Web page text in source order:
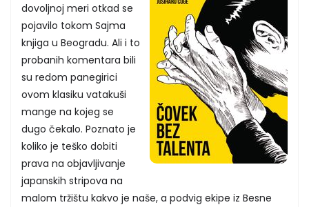
dovoljnoj meri otkad se
pojavilo tokom Sajma
knjiga u Beogradu. Ali i to
probanih komentara bili
su redom panegirici
ovom klasiku vatakuši
mange na kojeg se
dugo čekalo. Poznato je
koliko je teško dobiti
prava na objavljivanje
japanskih stripova na
malom tržištu kakvo je naše, a podvig ekipe iz Besne